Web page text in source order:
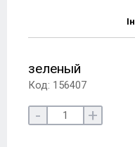
зеленый
Код: 156407
- +